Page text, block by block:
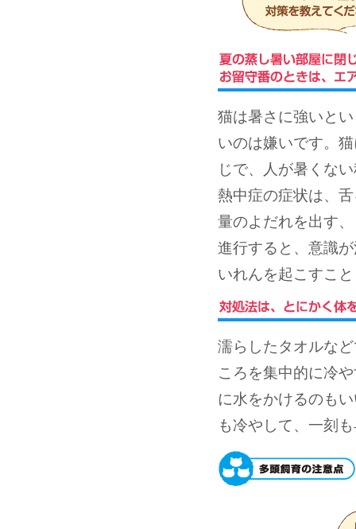
猫は暑さに強いと
いのは嫌いです。
じで、人が暑くな
熱中症の症状は、
量のよだれを出す
進行すると、意識
いれんを起こすこ
濡らしたタオルな
ころを集中的に冷
に水をかけるのも
も冷やして、一刻